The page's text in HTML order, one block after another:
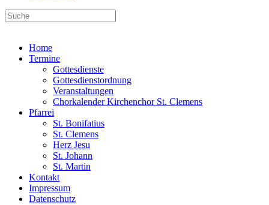
Home
Termine
Gottesdienste
Gottesdienstordnung
Veranstaltungen
Chorkalender Kirchenchor St. Clemens
Pfarrei
St. Bonifatius
St. Clemens
Herz Jesu
St. Johann
St. Martin
Kontakt
Impressum
Datenschutz